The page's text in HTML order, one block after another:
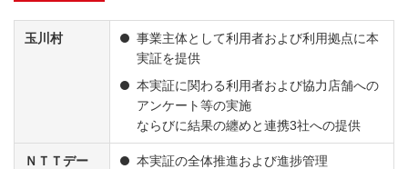
玉川村
事業主体として利用者および利用拠点に本
実証を提供
本実証に関わる利用者および協力店舗への
アンケート等の実施
ならびに結果の纏めと連携3社への提供
ＮＴＴデー
本実証の全体推進および進捗管理